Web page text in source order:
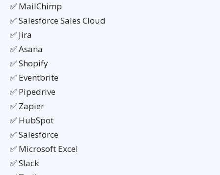
✅ MailChimp
✅ Salesforce Sales Cloud
✅ Jira
✅ Asana
✅ Shopify
✅ Eventbrite
✅ Pipedrive
✅ Zapier
✅ HubSpot
✅ Salesforce
✅ Microsoft Excel
✅ Slack